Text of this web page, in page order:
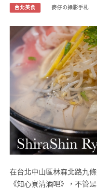
台北美食 麥仔の攝影手札
在台北中山區林森北路九
《知心寮清酒吧》，不管